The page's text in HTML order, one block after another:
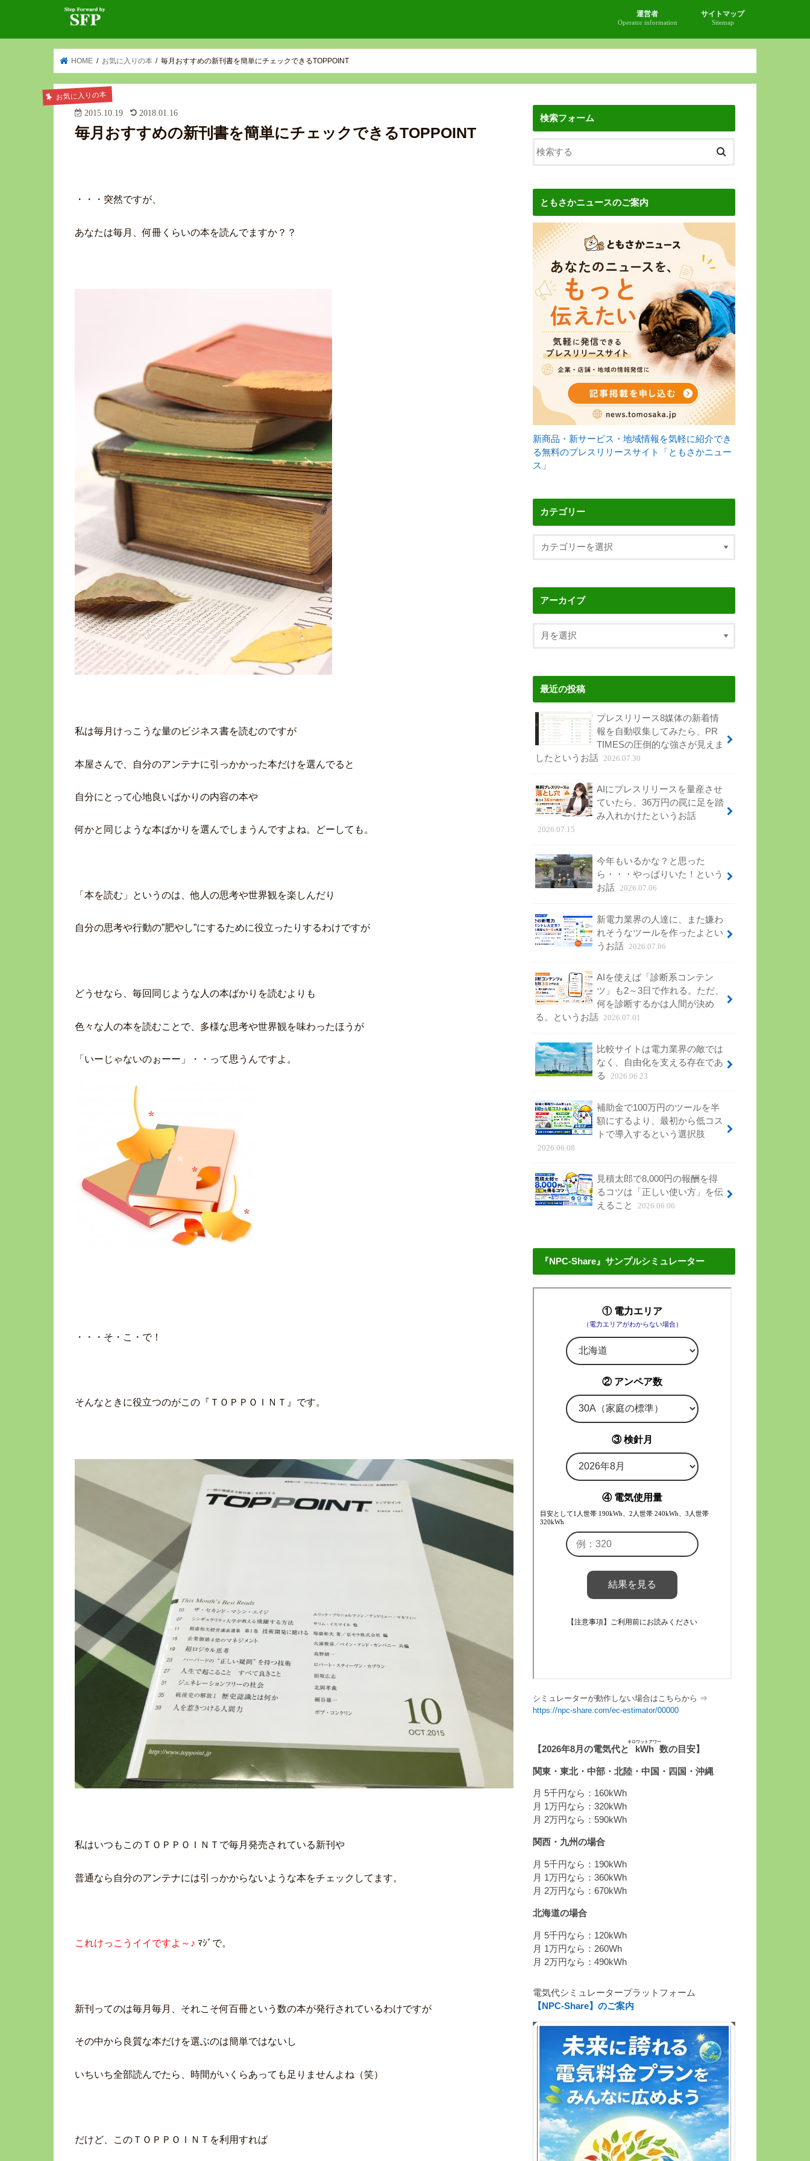
運営者
Operator information
サイトマップ
Sitemap
HOME お気に入りの本 毎月おすすめの新刊書を簡単にチェックできるTOPPOINT
お気に入りの本
2015.10.19 2018.01.16
毎月おすすめの新刊書を簡単にチェックできるTOPPOINT
・・・突然ですが、
あなたは毎月、何冊くらいの本を読んでますか？？
私は毎月けっこうな量のビジネス書を読むのですが
本屋さんで、自分のアンテナに引っかかった本だけを選んでると
自分にとって心地良いばかりの内容の本や
何かと同じような本ばかりを選んでしまうんですよね。どーしても。
「本を読む」というのは、他人の思考や世界観を楽しんだり
自分の思考や行動の”肥やし”にするために役立ったりするわけですが
どうせなら、毎回同じような人の本ばかりを読むよりも
色々な人の本を読むことで、多様な思考や世界観を味わったほうが
「いーじゃないのぉーー」・・って思うんですよ。
・・・そ・こ・で！
そんなときに役立つのがこの『ＴＯＰＰＯＩＮＴ』です。
私はいつもこのＴＯＰＰＯＩＮＴで毎月発売されている新刊や
普通なら自分のアンテナには引っかからないような本をチェックしてます。
これけっこうイイですよ～♪ ﾏｼﾞで。
新刊ってのは毎月毎月、それこそ何百冊という数の本が発行されているわけですが
その中から良質な本だけを選ぶのは簡単ではないし
いちいち全部読んでたら、時間がいくらあっても足りませんよね（笑）
だけど、このＴＯＰＰＯＩＮＴを利用すれば
検索フォーム
ともさかニュースのご案内
新商品・新サービス・地域情報を気軽に紹介でき
る無料のプレスリリースサイト「ともさかニュー
ス」
カテゴリー
アーカイブ
最近の投稿
プレスリリース8媒体の新着情
報を自動収集してみたら、PR
TIMESの圧倒的な強さが見えま
したというお話 2026.07.30
AIにプレスリリースを量産させ
ていたら、36万円の罠に足を踏
み入れかけたというお話
2026.07.15
今年もいるかな？と思った
ら・・・やっぱりいた！という
お話 2026.07.06
新電力業界の人達に、また嫌わ
れそうなツールを作ったよとい
うお話 2026.07.06
AIを使えば「診断系コンテン
ツ」も2～3日で作れる。ただ、
何を診断するかは人間が決め
る。というお話 2026.07.01
比較サイトは電力業界の敵では
なく、自由化を支える存在であ
る
2026.06.23
補助金で100万円のツールを半
額にするより、最初から低コス
トで導入するという選択肢
2026.06.08
見積太郎で8,000円の報酬を得
るコツは「正しい使い方」を伝
えること
2026.06.06
『NPC-Share』サンプルシミュレーター
シミュレーターが動作しない場合はこちらから ⇒
https://npc-share.com/ec-estimator/00000
【2026年8月の電気代と kWh
キロワットアワー
数の目安】
関東・東北・中部・北陸・中国・四国・沖縄
月 5千円なら：160kWh
月 1万円なら：320kWh
月 2万円なら：590kWh
関西・九州の場合
月 5千円なら：190kWh
月 1万円なら：360kWh
月 2万円なら：670kWh
北海道の場合
月 5千円なら：120kWh
月 1万円なら：260Wh
月 2万円なら：490kWh
電気代シミュレータープラットフォーム
【NPC-Share】のご案内